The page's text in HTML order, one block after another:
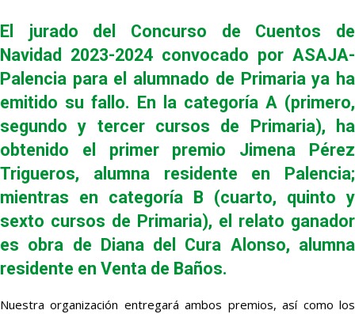
El jurado del Concurso de Cuentos de
Navidad 2023-2024 convocado por ASAJA-
Palencia para el alumnado de Primaria ya ha
emitido su fallo. En la categoría A (primero,
segundo y tercer cursos de Primaria), ha
obtenido el primer premio Jimena Pérez
Trigueros, alumna residente en Palencia;
mientras en categoría B (cuarto, quinto y
sexto cursos de Primaria), el relato ganador
es obra de Diana del Cura Alonso, alumna
residente en Venta de Baños.
Nuestra organización entregará ambos premios, así como los